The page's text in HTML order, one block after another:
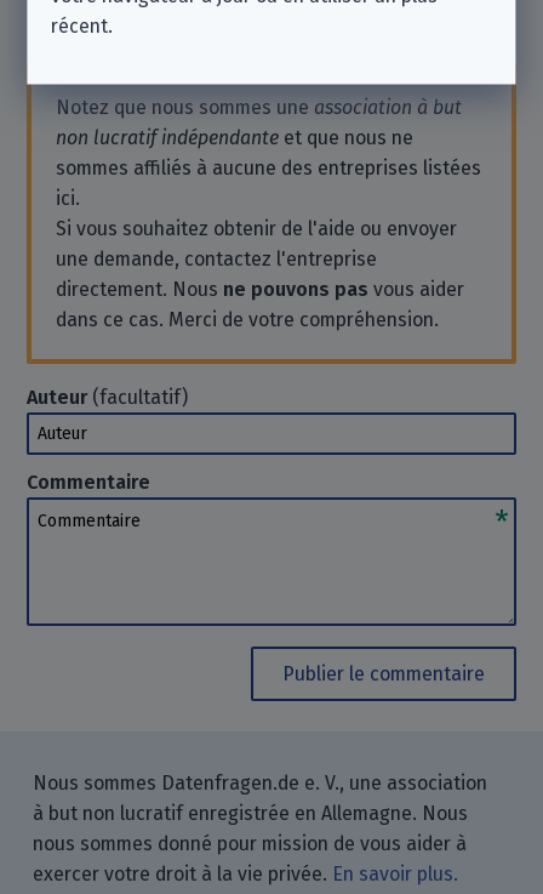
Laisser un commentaire
Notez que nous sommes une association à but
non lucratif indépendante et que nous ne
sommes affiliés à aucune des entreprises listées
ici.
Si vous souhaitez obtenir de l'aide ou envoyer
une demande, contactez l'entreprise
directement. Nous ne pouvons pas vous aider
dans ce cas. Merci de votre compréhension.
Auteur(facultatif)
Auteur
Commentaire
Commentaire
Publier le commentaire
Nous sommes Datenfragen.de e. V., une association
à but non lucratif enregistrée en Allemagne. Nous
nous sommes donné pour mission de vous aider à
exercer votre droit à la vie privée. En savoir plus.
récent.